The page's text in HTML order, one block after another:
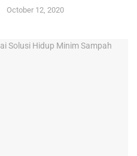
October 12, 2020